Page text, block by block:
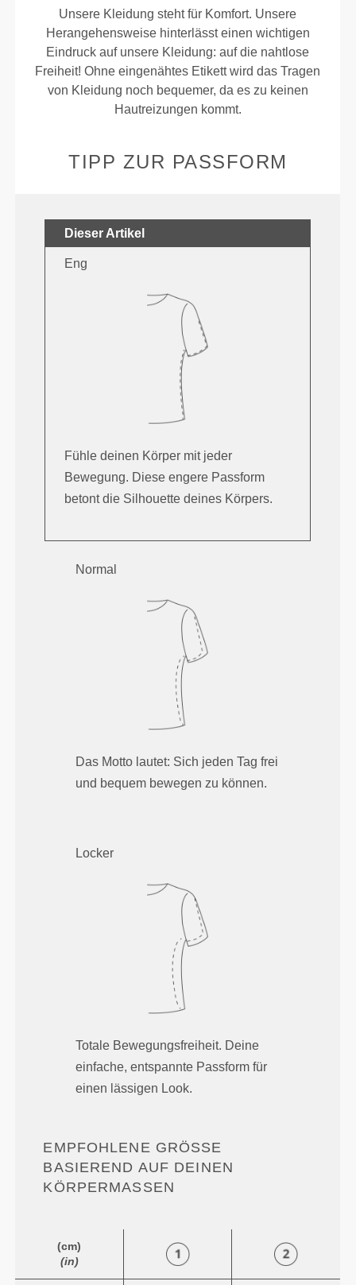
Unsere Kleidung steht für Komfort. Unsere
Herangehensweise hinterlässt einen wichtigen
Eindruck auf unsere Kleidung: auf die nahtlose
Freiheit! Ohne eingenähtes Etikett wird das Tragen
von Kleidung noch bequemer, da es zu keinen
Hautreizungen kommt.
TIPP ZUR PASSFORM
Dieser Artikel
Eng
Fühle deinen Körper mit jeder
Bewegung. Diese engere Passform
betont die Silhouette deines Körpers.
Normal
Das Motto lautet: Sich jeden Tag frei
und bequem bewegen zu können.
Locker
Totale Bewegungsfreiheit. Deine
einfache, entspannte Passform für
einen lässigen Look.
EMPFOHLENE GRÖSSE B
ASIEREND AUF DEINEN K
ÖRPERMASSEN
(cm)
(in)